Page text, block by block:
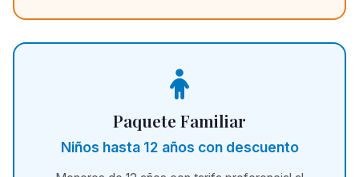
Paquete Familiar
Niños hasta 12 años con descuento